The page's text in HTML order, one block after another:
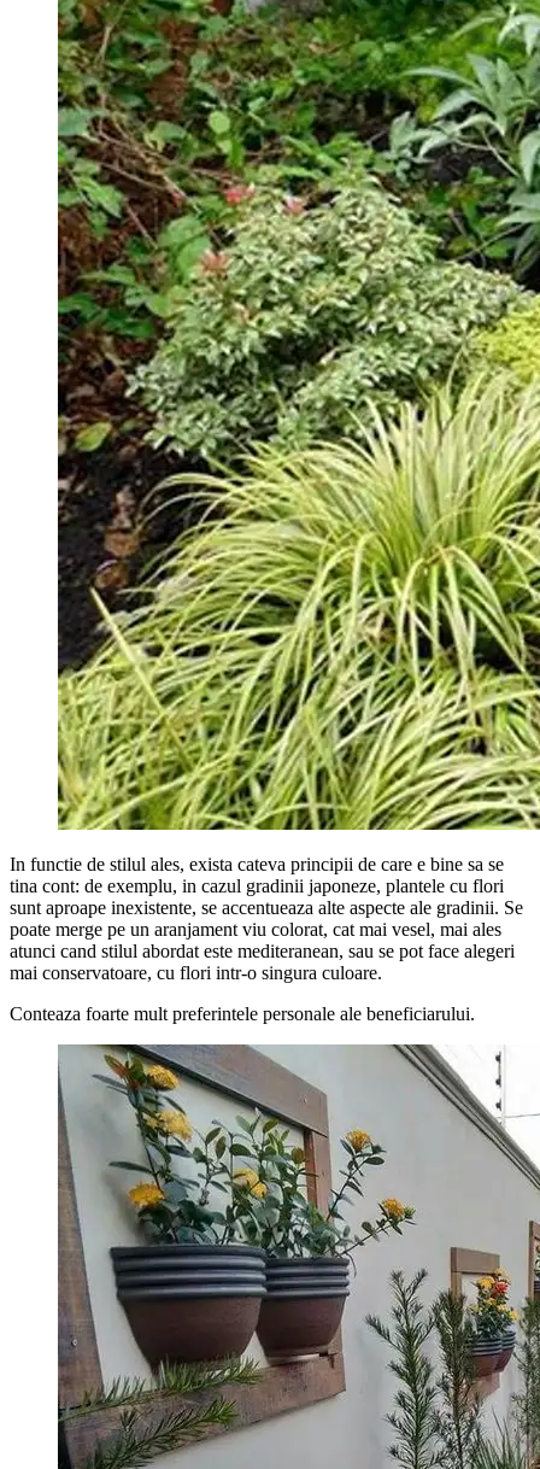
In functie de stilul ales, exista cateva principii de care e bine sa se
tina cont: de exemplu, in cazul gradinii japoneze, plantele cu flori
sunt aproape inexistente, se accentueaza alte aspecte ale gradinii. Se
poate merge pe un aranjament viu colorat, cat mai vesel, mai ales
atunci cand stilul abordat este mediteranean, sau se pot face alegeri
mai conservatoare, cu flori intr-o singura culoare.
Conteaza foarte mult preferintele personale ale beneficiarului.